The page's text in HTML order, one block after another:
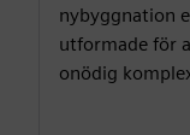
nybyggnation
utformade för
onödig